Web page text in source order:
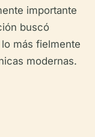
importante
buscó
más fielmente
modernas.